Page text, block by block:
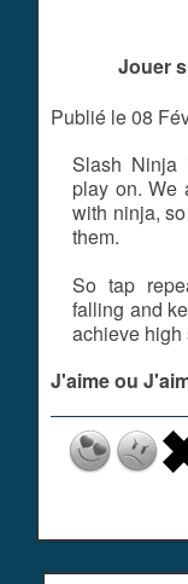
Jouer
Publié le 08
Slash Ninja
play on. We
with ninja,
them.
So tap
falling and
achieve high
J'aime ou